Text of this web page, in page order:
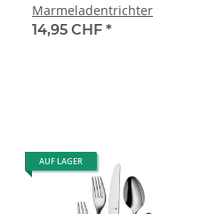
Marmeladentrichter
14,95 CHF *
AUF LAGER